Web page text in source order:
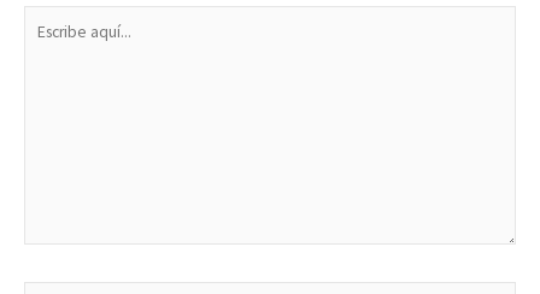
aquí...